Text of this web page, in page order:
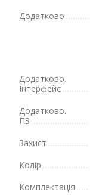
Додатково
Додатково.
Інтерфейс
Додатково.
ПЗ
Захист
Колір
Комплектація